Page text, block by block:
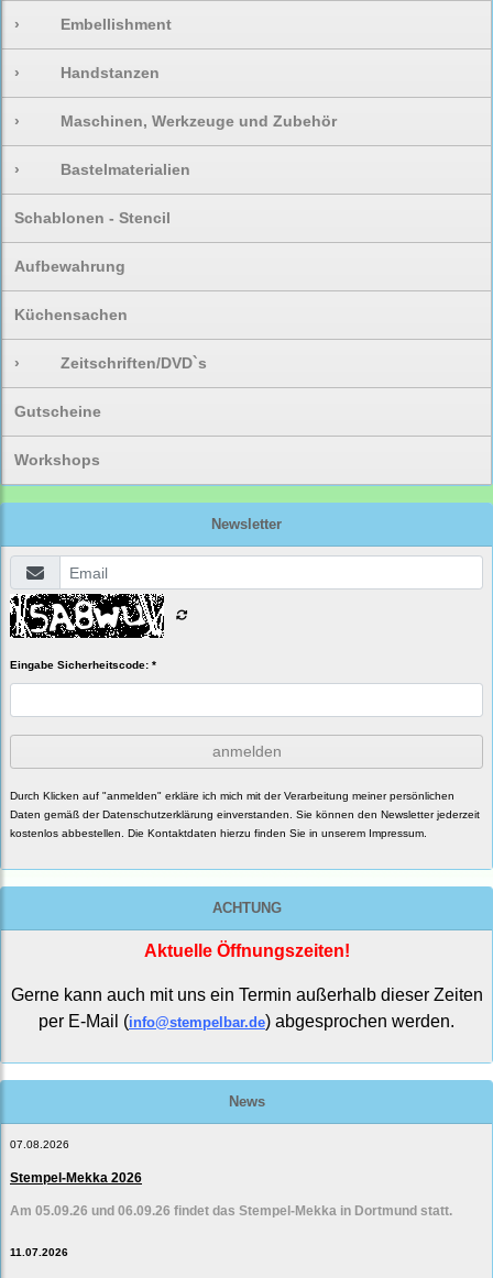
› Embellishment
› Handstanzen
› Maschinen, Werkzeuge und Zubehör
› Bastelmaterialien
Schablonen - Stencil
Aufbewahrung
Küchensachen
› Zeitschriften/DVD`s
Gutscheine
Workshops
Newsletter
Eingabe Sicherheitscode: *
anmelden
Durch Klicken auf "anmelden" erkläre ich mich mit der Verarbeitung meiner persönlichen
Daten gemäß derDatenschutzerklärung einverstanden. Sie können den Newsletter jederzeit
kostenlos abbestellen. Die Kontaktdaten hierzu finden Sie in unserem Impressum.
ACHTUNG
Aktuelle Öffnungszeiten!
Gerne kann auch mit uns ein Termin außerhalb dieser Zeiten
per E-Mail (info@stempelbar.de) abgesprochen werden.
News
07.08.2026
Stempel-Mekka 2026
Am 05.09.26 und 06.09.26 findet das Stempel-Mekka in Dortmund statt.
11.07.2026